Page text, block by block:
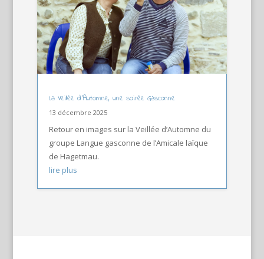
La Veillée d’Automne, une soirée Gasconne
13 décembre 2025
Retour en images sur la Veillée d’Automne du
groupe Langue gasconne de l’Amicale laïque
de Hagetmau.
lire plus